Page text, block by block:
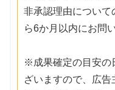
非承認理由につい
ら6か月以内にお問
※成果確定の目安の
ざいますので、広